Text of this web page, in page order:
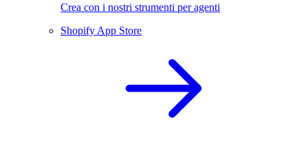
Crea con i nostri strumenti per agenti
Shopify App Store